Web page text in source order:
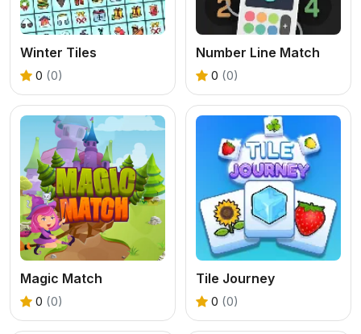
Winter Tiles
0 (0)
Number Line Match
0 (0)
Magic Match
0 (0)
Tile Journey
0 (0)